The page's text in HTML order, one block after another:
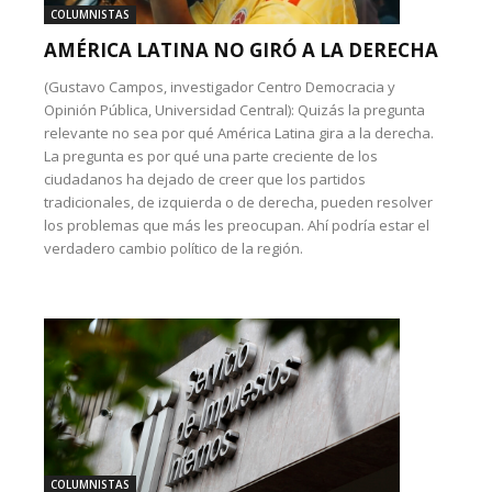
COLUMNISTAS
AMÉRICA LATINA NO GIRÓ A LA DERECHA
(Gustavo Campos, investigador Centro Democracia y
Opinión Pública, Universidad Central): Quizás la pregunta
relevante no sea por qué América Latina gira a la derecha.
La pregunta es por qué una parte creciente de los
ciudadanos ha dejado de creer que los partidos
tradicionales, de izquierda o de derecha, pueden resolver
los problemas que más les preocupan. Ahí podría estar el
verdadero cambio político de la región.
COLUMNISTAS